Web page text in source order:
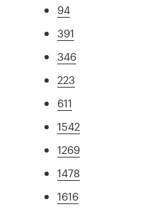
94
391
346
223
611
1542
1269
1478
1616